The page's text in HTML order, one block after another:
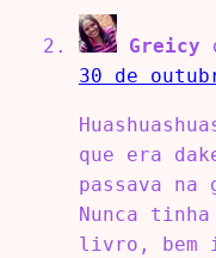
Greicy
30 de
que era
passava na
Nunca
livro, bem